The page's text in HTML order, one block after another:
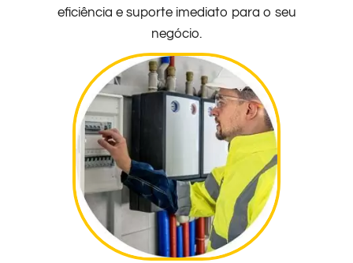
eficiência e suporte imediato para o seu
negócio.